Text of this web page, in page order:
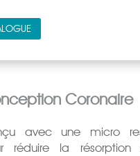
Coronaire
avec une micro
réduire la résorption